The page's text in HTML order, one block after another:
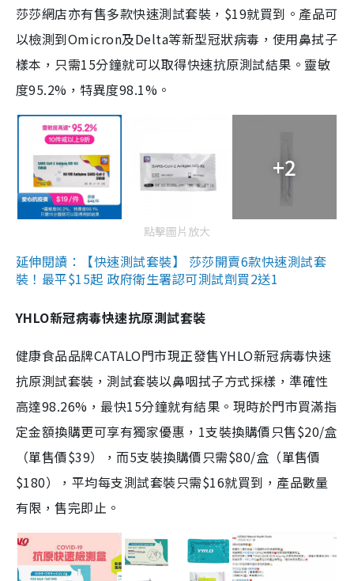
莎莎網店亦有售多款快速測試套裝，$19就買到。產品可
以檢測到Omicron及Delta等新型冠狀病毒，使用鼻拭子
樣本，只需15分鐘就可以取得快速抗原測試結果。靈敏
度95.2%，特異度98.1%。
+2
點擊圖片放大
延伸閱讀：【快速測試套裝】 莎莎開賣6款快速測試套
裝！最平$15起 政府衛生署認可測試劑買2送1
YHLO新冠病毒快速抗原測試套裝
健康食品品牌CATALO門市現正發售YHLO新冠病毒快速
抗原測試套裝，測試套裝以鼻咽拭子方式採樣，準確性
高達98.26%，最快15分鐘就有結果。現時於門市買滿指
定金額換購更可享有獨家優惠，1支裝換購價只售$20/盒
（單售價$39），而5支裝換購價只需$80/盒（單售價
$180），平均每支測試套裝只需$16就買到，產品數量
有限，售完即止。